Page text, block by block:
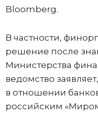
Bloomberg.
В частности,
решение после
Министерства
ведомство
в отношении
российским